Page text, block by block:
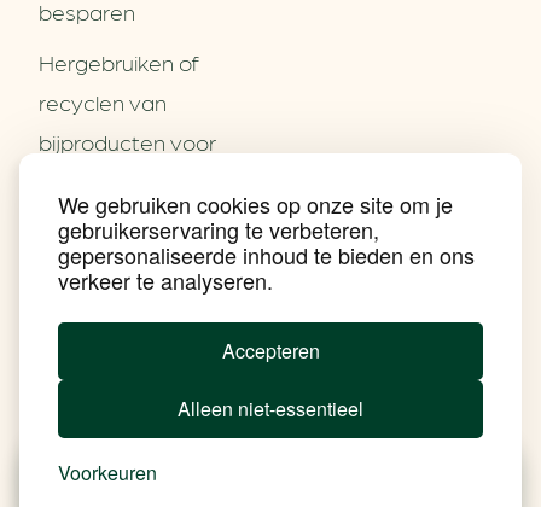
We gebruiken cookies op onze site om je
gebruikerservaring te verbeteren,
gepersonaliseerde inhoud te bieden en ons
verkeer te analyseren.
Accepteren
Alleen niet-essentieel
Voorkeuren
Partners
Contact
Nieuws
Praktijkverhalen
Events
Nieuwsbrief
Achtergrond klimaatverandering
Beprijzing van CO2
Verduurzamen bedrijventerrein
besparen
Hergebruiken of
recyclen van
bijproducten voor
Energie besparen op
uw PC
Privacy & Disclaimer